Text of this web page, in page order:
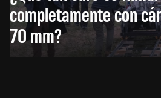
completamente con
70 mm?